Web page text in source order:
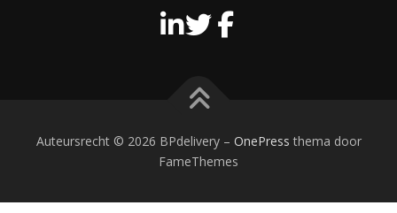
Auteursrecht © 2026 BPdelivery – OnePress thema door
FameThemes